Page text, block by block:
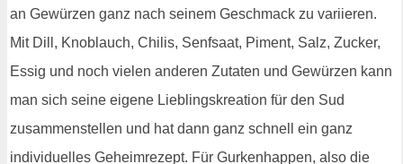
an Gewürzen ganz nach seinem Geschmack zu variieren.
Mit Dill, Knoblauch, Chilis, Senfsaat, Piment, Salz, Zucker,
Essig und noch vielen anderen Zutaten und Gewürzen kann
man sich seine eigene Lieblingskreation für den Sud
zusammenstellen und hat dann ganz schnell ein ganz
individuelles Geheimrezept. Für Gurkenhappen, also die